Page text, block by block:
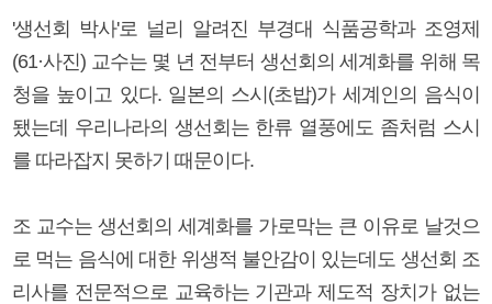
'생선회 박사'로 널리 알려진 부경대 식품공학과 조영제
(61·사진) 교수는 몇 년 전부터 생선회의 세계화를 위해 목
청을 높이고 있다. 일본의 스시(초밥)가 세계인의 음식이
됐는데 우리나라의 생선회는 한류 열풍에도 좀처럼 스시
를 따라잡지 못하기 때문이다.
조 교수는 생선회의 세계화를 가로막는 큰 이유로 날것으
로 먹는 음식에 대한 위생적 불안감이 있는데도 생선회 조
리사를 전문적으로 교육하는 기관과 제도적 장치가 없는